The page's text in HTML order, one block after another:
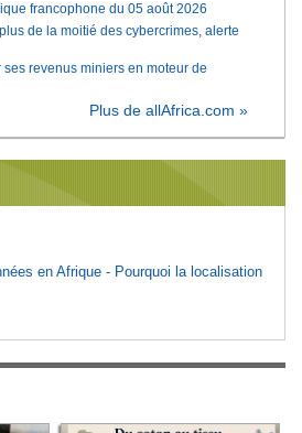
francophone du 05 août 2026
de la moitié des cybercrimes, alerte
ses revenus miniers en moteur de
Plus de allAfrica.com »
en Afrique - Pourquoi la localisation